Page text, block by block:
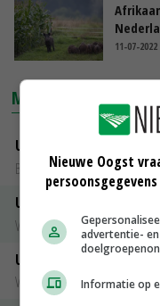
11-07-2022
MARKTPRIJZEN
Uitbetaalprijs DCA
Biggen weekprijzen
Uitbetaalprijs Compaxo
Vleesvarkens
Uitbetaalprijs Van Rooi
Vleesvarkens
Nieuwe Oogst
advertentie-
Informatie op